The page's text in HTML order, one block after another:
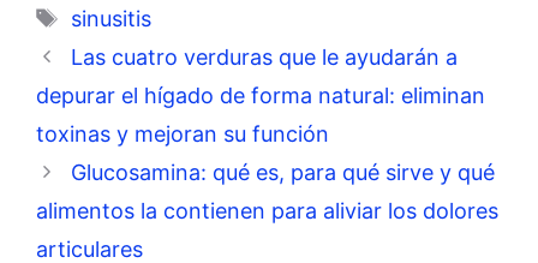
Etiquetas
sinusitis
Las cuatro verduras que le ayudarán a
depurar el hígado de forma natural: eliminan
toxinas y mejoran su función
Glucosamina: qué es, para qué sirve y qué
alimentos la contienen para aliviar los dolores
articulares